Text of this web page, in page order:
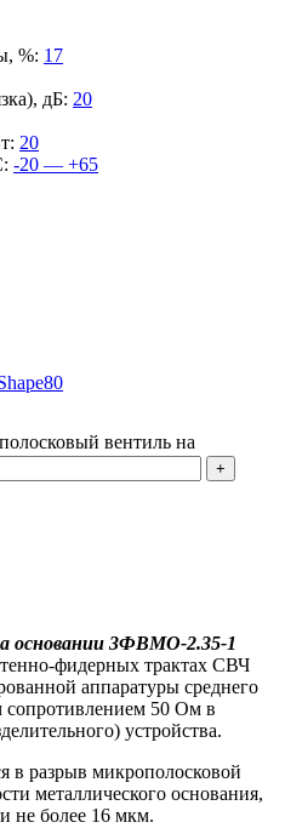
%: 17
дБ: 20
: 20
: -20 — +65
вентиль на
основании 3ФВМO-2.35-1
фидерных трактах СВЧ
аппаратуры среднего
50 Ом в
устройства.
в разрыв микрополосковой
металлического основания,
не более 16 мкм.